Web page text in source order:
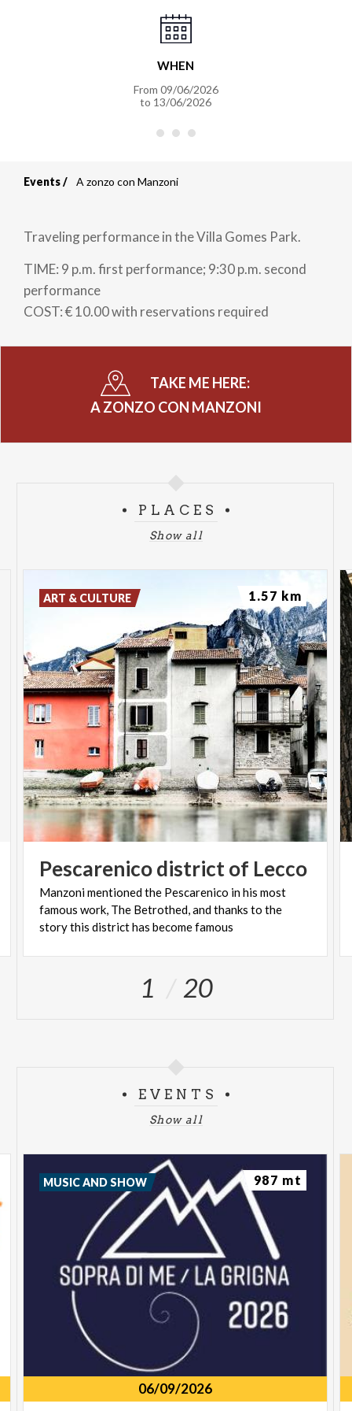
WHEN
From 09/06/2026
to 13/06/2026
Events A zonzo con Manzoni
Traveling performance in the Villa Gomes Park.
TIME: 9 p.m. first performance; 9:30 p.m. second
performance
COST: € 10.00 with reservations required
TAKE ME HERE:
A ZONZO CON MANZONI
PLACES
Show all
Pescarenicodistrictof Lecco
Manzoni mentioned the Pescarenico in his most
famous work, The Betrothed, and thanks to the
story this district has become famous
ART & CULTURE 1.57 km
1 20
EVENTS
Show all
06/09/2026
MUSIC AND SHOW 987 mt